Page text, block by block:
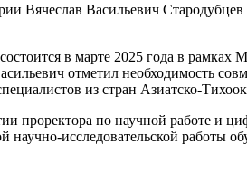
Вячеслав Васильевич
в марте 2025 года в рамках
отметил необходимость
из стран Азиатско-
проректора по научной работе и
исследовательской работы